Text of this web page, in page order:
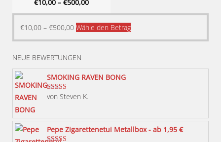
€10,00 – €500,00
€10,00 – €500,00 Wähle den BetragDieses
Produkt
können
NEUE BEWERTUNGEN
SMOKING RAVEN BONG
Bewertet mit
von Steven K.
Pepe Zigarettenetui Metallbox - ab 1,95 €